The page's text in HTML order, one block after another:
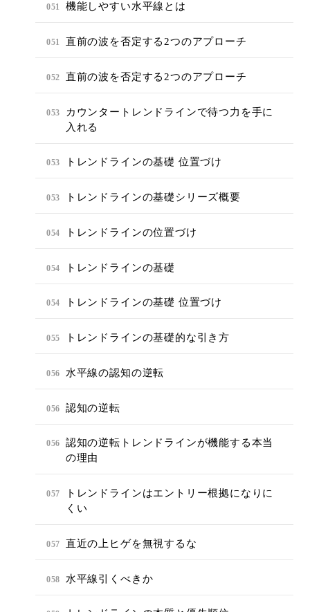
051 機能しやすい水平線とは
051 直前の波を否定する2つのアプローチ
052 直前の波を否定する2つのアプローチ
053
カウンタートレンドラインで待つ力を手に
入れる
053 トレンドラインの基礎 位置づけ
053 トレンドラインの基礎シリーズ概要
054 トレンドラインの位置づけ
054 トレンドラインの基礎
054 トレンドラインの基礎 位置づけ
055 トレンドラインの基礎的な引き方
056 水平線の認知の逆転
056 認知の逆転
056
認知の逆転トレンドラインが機能する本当
の理由
057
トレンドラインはエントリー根拠になりに
くい
057 直近の上ヒゲを無視するな
058 水平線引くべきか